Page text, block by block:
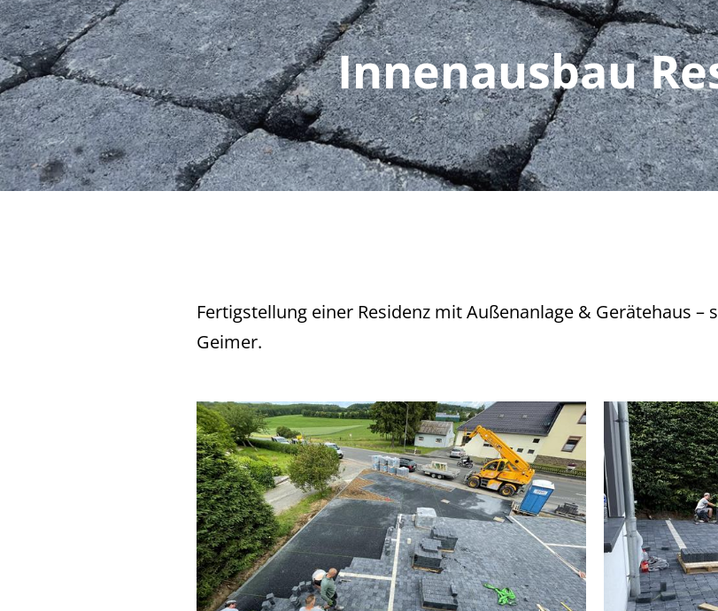
Innenausbau
Fertigstellung einer Residenz mit Außenanlage & Gerätehaus –
Geimer.